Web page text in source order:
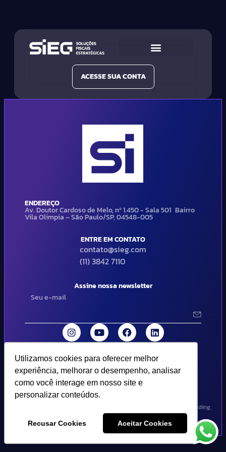
Utilizamos cookies para oferecer melhor
experiência, melhorar o desempenho, analisar
como você interage em nosso site e
personalizar conteúdos.
Recusar Cookies Aceitar Cookies
Utilizamos cookies para oferecer melhor
experiência, melhorar o desempenho, analisar
como você interage em nosso site e
personalizar conteúdos.
Recusar Cookies Aceitar Cookies
ACESSE SUA CONTA
ENDEREÇO
Av. Doutor Cardoso de Melo, nº 1.450 - Sala 501 Bairro
Vila Olimpia – São Paulo/SP, 04548-005
ENTRE EM CONTATO
contato@sieg.com
(11) 3842 7110
Assine nossa newsletter
© 2024 SIEG Soluções Fiscais Estratégicas. Todos os direitos
reservados | Termos de uso e política de privacidade..
Design por Empória Branding.